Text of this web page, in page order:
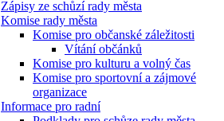
Zápisy ze schůzí rady města
Komise rady města
Komise pro občanské záležitosti
Vítání občánků
Komise pro kulturu a volný čas
Komise pro sportovní a zájmové
organizace
Informace pro radní